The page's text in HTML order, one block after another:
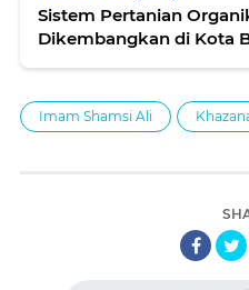
Sistem Pertanian
Dikembangkan di Kota
Imam Shamsi Ali